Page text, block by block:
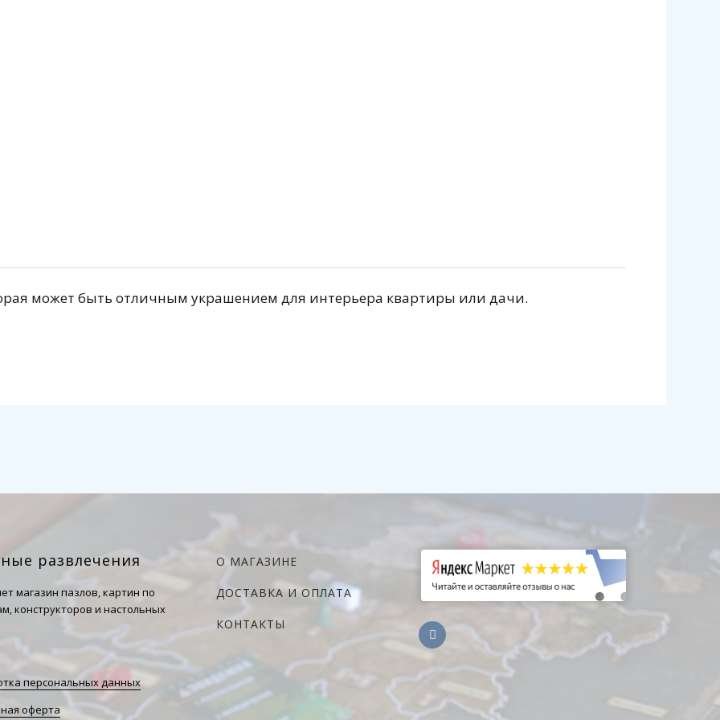
может быть отличным украшением для интерьера квартиры или дачи.
развлечения
магазин пазлов, картин по
конструкторов и настольных
персональных данных
оферта
О МАГАЗИНЕ
ДОСТАВКА И ОПЛАТА
КОНТАКТЫ